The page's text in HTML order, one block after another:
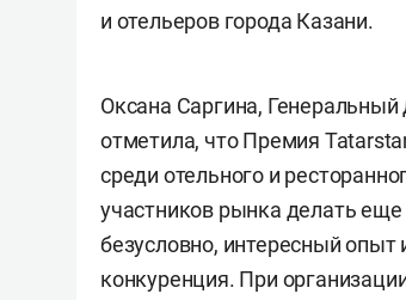
и отельеров города Казани.
Оксана Саргина,
отметила, что Премия
среди отельного и
участников рынка делать
безусловно, интересный опыт
конкуренция. При